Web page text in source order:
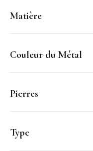
Matière
Couleur du Métal
Pierres
Type